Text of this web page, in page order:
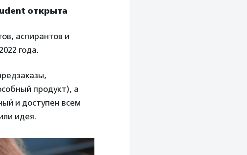
открыта
аспирантов и
года.
продукт), а
и доступен всем
идея.